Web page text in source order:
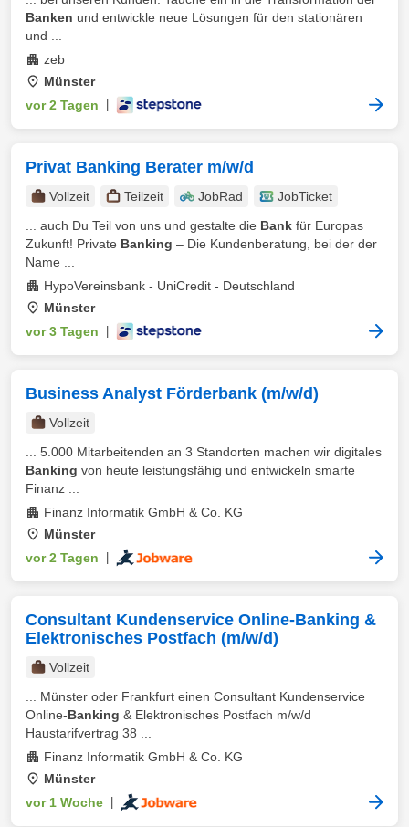
Banken und entwickle neue Lösungen für den stationären
und ...
zeb
Münster
vor 2 Tagen
Privat Banking Berater m/w/d
Vollzeit Teilzeit JobRad
JobTicket
... auch Du Teil von uns und gestalte die Bank für Europas
Zukunft! Private Banking – Die Kundenberatung, bei der der
Name ...
HypoVereinsbank - UniCredit - Deutschland
Münster
vor 3 Tagen
Business Analyst Förderbank (m/w/d)
Vollzeit
... 5.000 Mitarbeitenden an 3 Standorten machen wir digitales
Banking von heute leistungsfähig und entwickeln smarte
Finanz ...
Finanz Informatik GmbH & Co. KG
Münster
vor 2 Tagen
Consultant Kundenservice Online-Banking &
Elektronisches Postfach (m/w/d)
Vollzeit
... Münster oder Frankfurt einen Consultant Kundenservice
Online-Banking & Elektronisches Postfach m/w/d
Haustarifvertrag 38 ...
Finanz Informatik GmbH & Co. KG
Münster
vor 1 Woche